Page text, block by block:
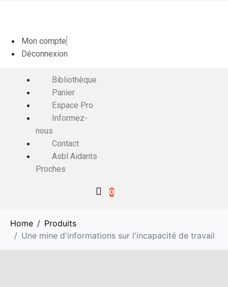
Mon compte
Déconnexion
Bibliothèque
Panier
Espace Pro
Informez-
nous
Contact
Asbl Aidants
Proches
0
Home
Produits
Une mine d'informations sur l'incapacité de travail